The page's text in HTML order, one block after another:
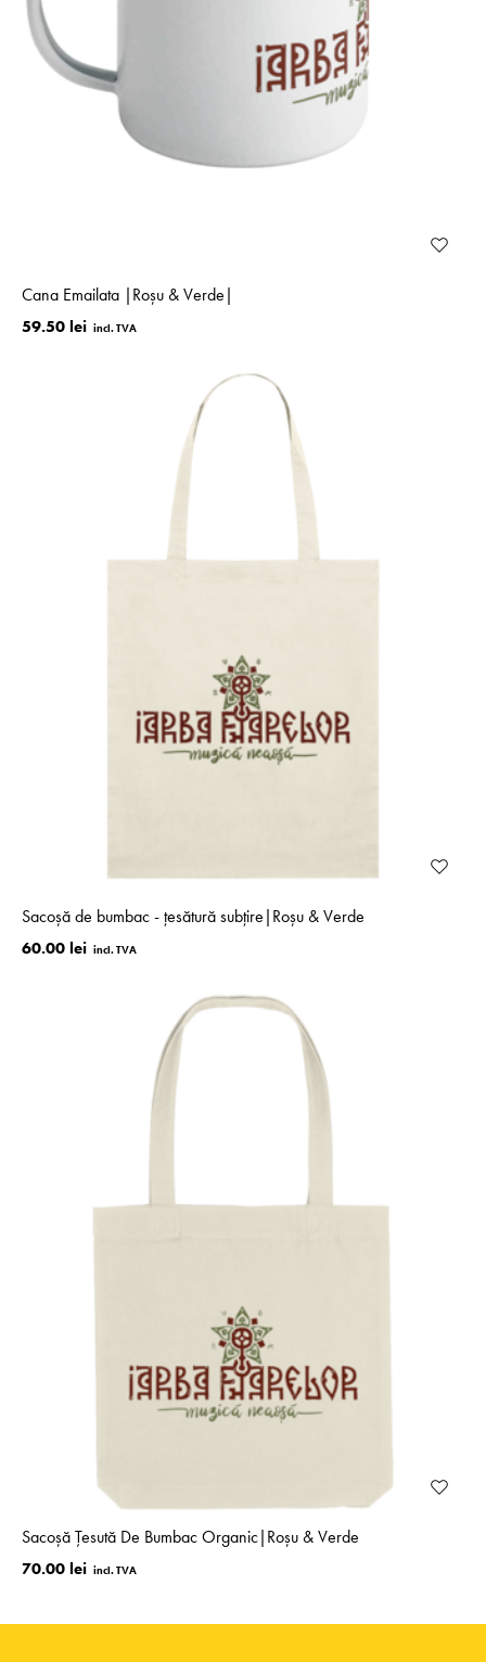
Cana Emailata |Roșu & Verde|
59.50 lei
Sacoșă de bumbac - țesătură subțire|Roșu & Verde
60.00 lei
Sacoșă Țesută De Bumbac Organic|Roșu & Verde
70.00 lei